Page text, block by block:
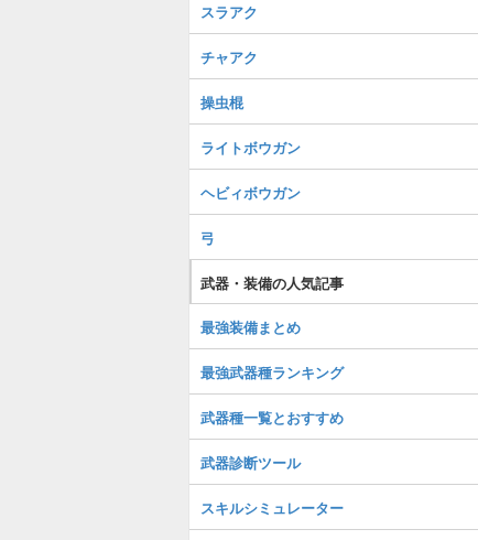
スラアク
チャアク
操虫棍
ライトボウガン
ヘビィボウガン
弓
武器・装備の人気記事
最強装備まとめ
最強武器種ランキング
武器種一覧とおすすめ
武器診断ツール
スキルシミュレーター